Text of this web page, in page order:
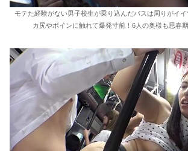
モテた経験がない男子校生が乗り込んだバスは周りがイ
カ尻やボインに触れて爆発寸前！6人の奥様も思春